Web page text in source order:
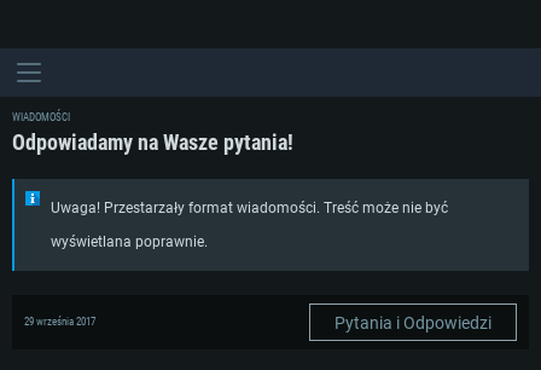
WIADOMOŚCI
Odpowiadamy na Wasze pytania!
Uwaga! Przestarzały format wiadomości. Treść może nie być
wyświetlana poprawnie.
29 września 2017 Pytania i Odpowiedzi